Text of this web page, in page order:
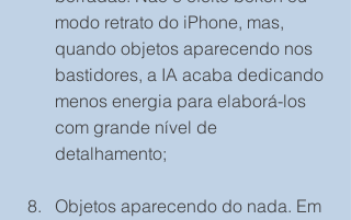
modo retrato do iPhone, mas,
quando objetos aparecendo nos
bastidores, a IA acaba dedicando
menos energia para elaborá-los
com grande nível de
detalhamento;
Objetos aparecendo do nada. Em